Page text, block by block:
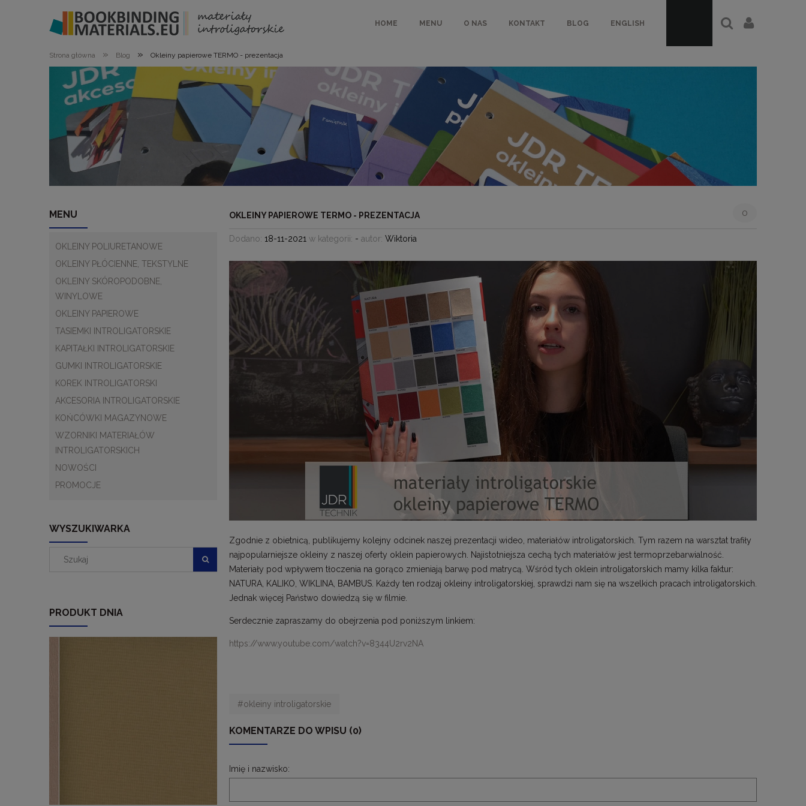
HOME MENU O NAS KONTAKT BLOG ENGLISH
Strona główna » Blog » Okleiny papierowe TERMO - prezentacja
MENU
OKLEINY POLIURETANOWE
OKLEINY PŁÓCIENNE, TEKSTYLNE
OKLEINY SKÓROPODOBNE,
WINYLOWE
OKLEINY PAPIEROWE
TASIEMKI INTROLIGATORSKIE
KAPITAŁKI INTROLIGATORSKIE
GUMKI INTROLIGATORSKIE
KOREK INTROLIGATORSKI
AKCESORIA INTROLIGATORSKIE
KOŃCÓWKI MAGAZYNOWE
WZORNIKI MATERIAŁÓW
INTROLIGATORSKICH
NOWOŚCI
PROMOCJE
WYSZUKIWARKA
PRODUKT DNIA
OKLEINY PAPIEROWE TERMO - PREZENTACJA 0
Dodano: 18-11-2021 w kategorii: - autor: Wiktoria
Zgodnie z obietnicą, publikujemy kolejny odcinek naszej prezentacji wideo, materiałów introligatorskich. Tym razem na warsztat trafiły
najpopularniejsze okleiny z naszej oferty oklein papierowych. Najistotniejsza cechą tych materiałów jest termoprzebarwialność.
Materiały pod wpływem tłoczenia na gorąco zmieniają barwę pod matrycą. Wśród tych oklein introligatorskich mamy kilka faktur:
NATURA, KALIKO, WIKLINA, BAMBUS. Każdy ten rodzaj okleiny introligatorskiej, sprawdzi nam się na wszelkich pracach introligatorskich.
Jednak więcej Państwo dowiedzą się w filmie.
Serdecznie zapraszamy do obejrzenia pod poniższym linkiem:
https://www.youtube.com/watch?v=8344U2rv2NA
#okleiny introligatorskie
KOMENTARZE DO WPISU (0)
Imię i nazwisko: